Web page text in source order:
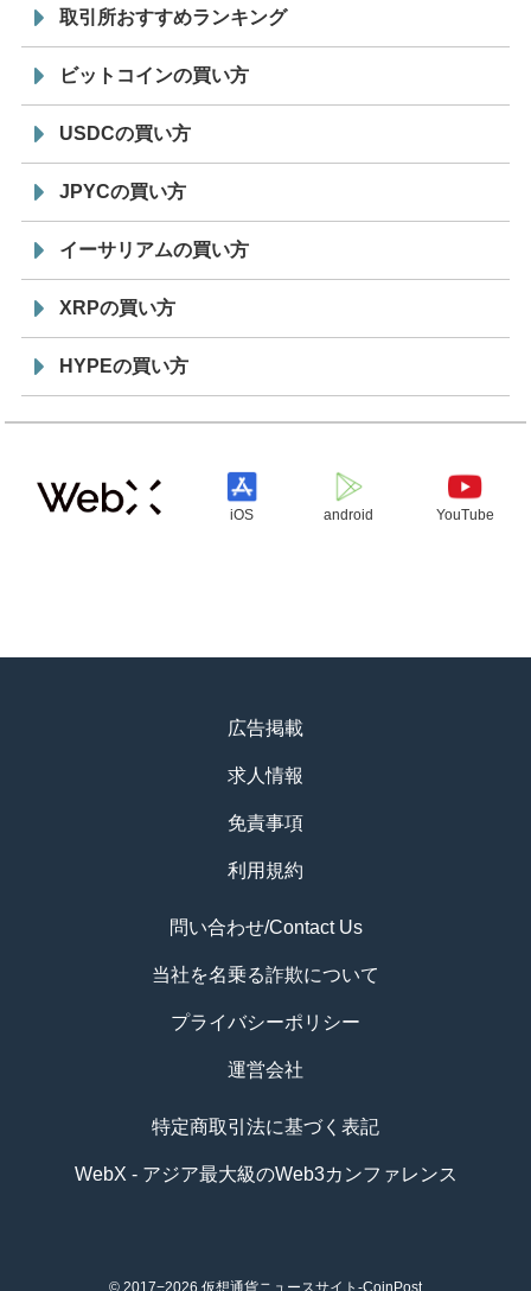
取引所おすすめランキング
ビットコインの買い方
USDCの買い方
JPYCの買い方
イーサリアムの買い方
XRPの買い方
HYPEの買い方
iOS android YouTube
広告掲載
求人情報
免責事項
利用規約
問い合わせ/Contact Us
当社を名乗る詐欺について
プライバシーポリシー
運営会社
特定商取引法に基づく表記
WebX - アジア最大級のWeb3カンファレンス
© 2017−2026 仮想通貨ニュースサイト-CoinPost